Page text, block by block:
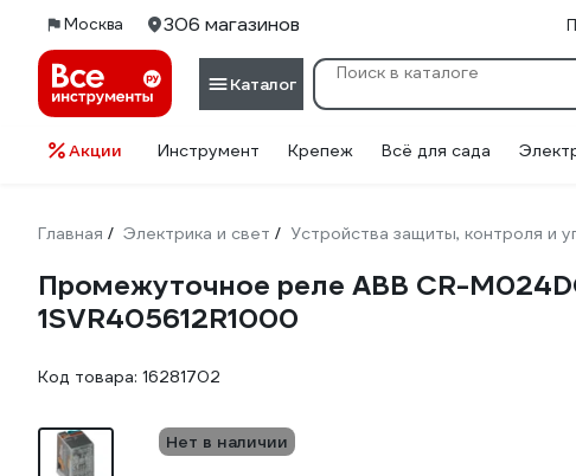
Москва 306 магазинов
Каталог
Акции Инструмент Крепеж Всё для сада
Главная / Электрика и свет / Устройства защиты, контроля и
Промежуточное реле ABB CR-
1SVR405612R1000
Код товара: 16281702
Нет в наличии